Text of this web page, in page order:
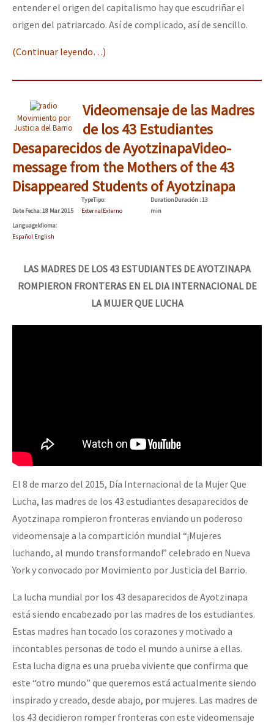
entender el origen del capitalismo hay que escudriñar el
origen del patriarcado. Así de complicado, así de sencillo.
(Continuar leyendo…)
Movimiento por
Justicia del Barrio
Videomensaje de las Madres
de los 43 Estudiantes
Desaparecidos de AyotzinapaVideo-
message from the Mothers of the 43
Disappeared Students of Ayotzinapa
DateFecha: 18 Mar 2015
TypeTipo:
ExternalExterno
DurationDuración: 13
min
LanguageIdioma:
Español English
LAS MADRES DE LOS 43 ESTUDIANTES DE AYOTZINAPA
ROMPIERON FRONTERAS EN EL DIA INTERNACIONAL DE
LA MUJER QUE LUCHA
El 8 de marzo del 2015, Día Internacional de la Mujer Que
Lucha, las madres de los 43 estudiantes desaparecidos de
Ayotzinapa rompieron fronteras enviando un poderoso
videomensaje a la compartición mundial “¡Mujeres
luchando, al mundo transformando!” celebrado en Nueva
York y convocado por Movimiento por Justicia del Barrio.
La lucha mundial por los 43 desaparecidos de Ayotzinapa
está siendo encabezado por las madres de los estudiantes.
Estas madres han tocado los corazones y motivado a
incontables personas de todo el mundo a unirse a ellas.
Esta lucha digna es una prueba viviente que confirma que
este “otro mundo” que queremos está actualmente siendo
inspirado y creado, desde abajo, por mujeres. Las madres de
los 43 decidieron romper fronteras con este videomensaje